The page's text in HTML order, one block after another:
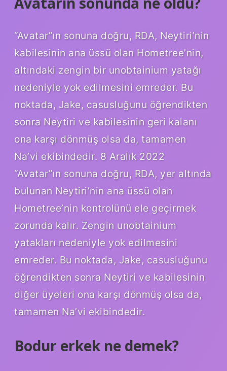
“Avatar”ın sonuna doğru, RDA, Neytiri’nin
kabilesinin ana üssü olan Hometree’nin,
altındaki zengin bir unobtainium yatağı
nedeniyle yok edilmesini emreder. Bu
noktada, Jake, casusluğunu öğrendikten
sonra Neytiri ve kabilesinin geri kalanı
ona karşı dönmüş olsa da, tamamen
Na’vi ekibindedir. 8 Aralık 2022
“Avatar”ın sonuna doğru, RDA, yer altında
bulunan Neytiri’nin ana üssü olan
Hometree’nin kontrolünü ele geçirmek
zorunda kalır. Zengin unobtainium
yatakları nedeniyle yok edilmesini
emreder. Bu noktada, Jake, casusluğunu
öğrendikten sonra Neytiri ve kabilesinin
diğer üyeleri ona karşı dönmüş olsa da,
tamamen Na’vi ekibindedir.
Bodur erkek ne demek?